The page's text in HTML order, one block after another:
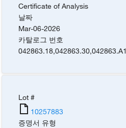
Certificate of Analysis
날짜
Mar-06-2026
카탈로그 번호
042863.18,042863.30,042863.A1
Lot #
10257883
증명서 유형